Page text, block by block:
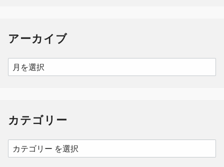
アーカイブ
ア
ー
ブ
カテゴリー
カ
テ